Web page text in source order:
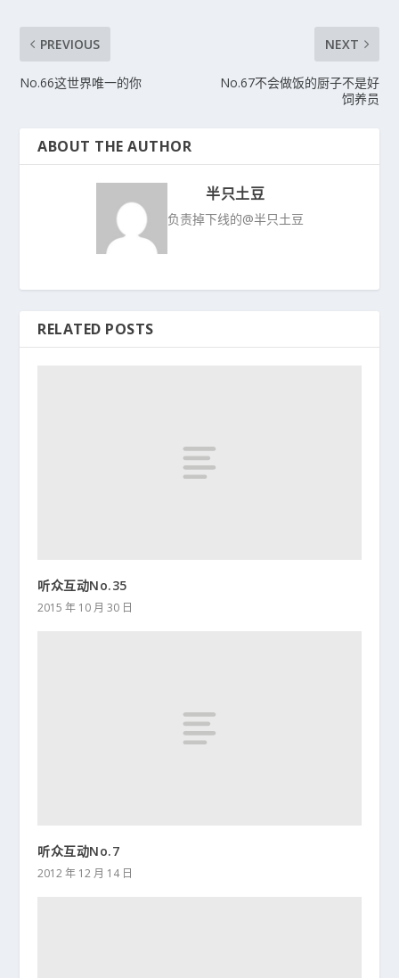
PREVIOUS
No.66这世界唯一的你
NEXT
No.67不会做饭的厨子不是好
饲养员
ABOUT THE AUTHOR
半只土豆
负责掉下线的@半只土豆
RELATED POSTS
听众互动No.35
2015 年 10 月 30 日
听众互动No.7
2012 年 12 月 14 日